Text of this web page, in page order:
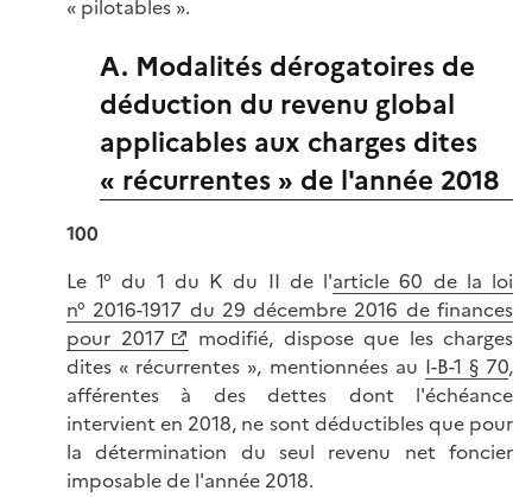
« pilotables ».
A. Modalités dérogatoires de
déduction du revenu global
applicables aux charges dites
« récurrentes » de l'année 2018
100
Le 1° du 1 du K du II de l'article 60 de la loi
n° 2016-1917 du 29 décembre 2016 de finances
pour 2017
modifié, dispose que les charges
dites « récurrentes », mentionnées au I-B-1 § 70,
afférentes à des dettes dont l'échéance
intervient en 2018, ne sont déductibles que pour
la détermination du seul revenu net foncier
imposable de l'année 2018.